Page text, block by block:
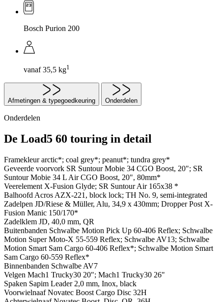
Bosch Purion 200
vanaf 35,5 kg1
Afmetingen & typegoedkeuring Onderdelen
Onderdelen
De Load5 60 touring in detail
Framekleurarctic*; coal grey*; peanut*; tundra grey*
Geveerde voorvork SR Suntour Mobie 34 CGO Boost, 20"; SR
Suntour Mobie 34 L Air CGO Boost, 20", 80mm*
Veerelement X-Fusion Glyde; SR Suntour Air 165x38 *
Balhoofd Acros AZX-221, block lock; TH No. 9, semi-integrated
Zadelpen JD/Riese & Müller, Alu, 34,9 x 430mm; Dropper Post X-
Fusion Manic 150/170*
Zadelklem JD, 40,0 mm, QR
Buitenbanden Schwalbe Motion Pick Up 60-406 Reflex; Schwalbe
Motion Super Moto-X 55-559 Reflex; Schwalbe AV13; Schwalbe
Motion Smart Sam Cargo 60-406 Reflex*; Schwalbe Motion Smart
Sam Cargo 60-559 Reflex*
Binnenbanden Schwalbe AV7
Velgen Mach1 Trucky30 20"; Mach1 Trucky30 26"
Spaken Sapim Leader 2,0 mm, Inox, black
VoorwielnaafNovatec Boost Cargo Disc 32H